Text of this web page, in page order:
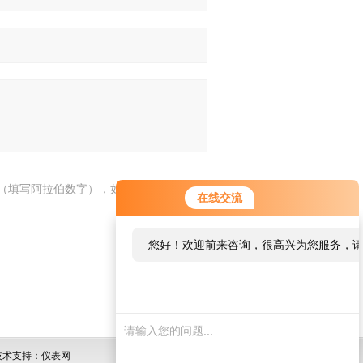
在线交流
您好！欢迎前来咨询，很高兴为您服务，
填写阿拉伯数字），如：三加四=7
术支持：仪表网